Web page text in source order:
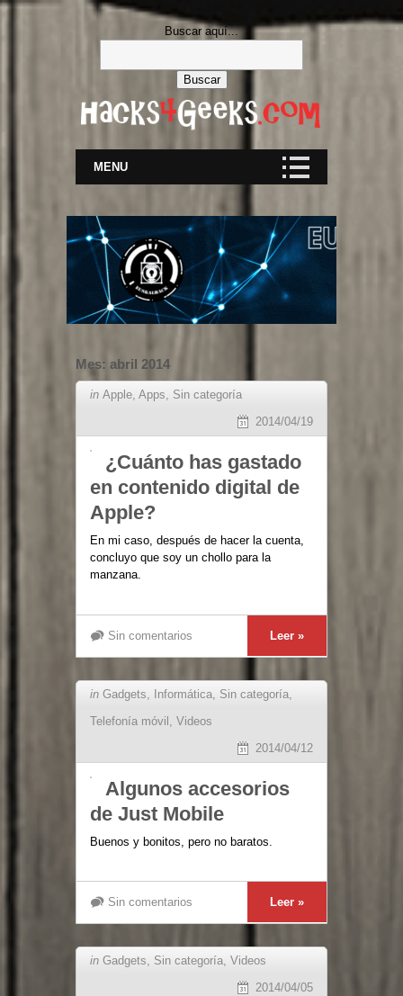
Buscar aquí...
MENU
Mes: abril 2014
in Apple, Apps, Sin categoría
2014/04/19
¿Cuánto has gastado
en contenido digital de
Apple?
En mi caso, después de hacer la cuenta,
concluyo que soy un chollo para la
manzana.
Sin comentarios Leer »
in Gadgets Informática Sin categoría
Telefonía móvil
Videos
2014/04/12
Algunos accesorios
de Just Mobile
Buenos y bonitos, pero no baratos.
Sin comentarios Leer »
in Gadgets, Sin categoría, Videos
2014/04/05